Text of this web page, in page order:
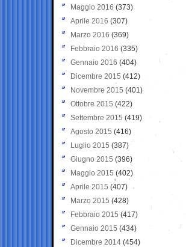
Maggio 2016 (373)
Aprile 2016 (307)
Marzo 2016 (369)
Febbraio 2016 (335)
Gennaio 2016 (404)
Dicembre 2015 (412)
Novembre 2015 (401)
Ottobre 2015 (422)
Settembre 2015 (419)
Agosto 2015 (416)
Luglio 2015 (387)
Giugno 2015 (396)
Maggio 2015 (402)
Aprile 2015 (407)
Marzo 2015 (428)
Febbraio 2015 (417)
Gennaio 2015 (434)
Dicembre 2014 (454)